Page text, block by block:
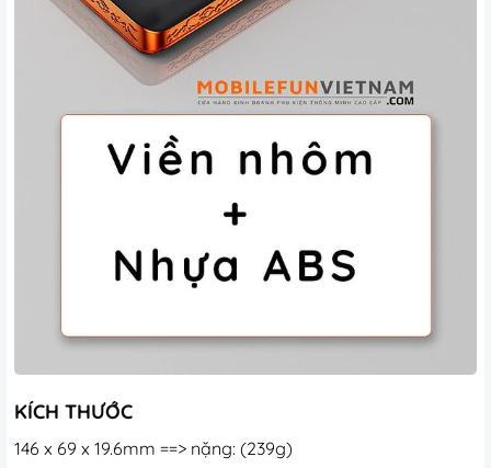
KÍCH THƯỚC
146 x 69 x 19.6mm ==> nặng: (239g)